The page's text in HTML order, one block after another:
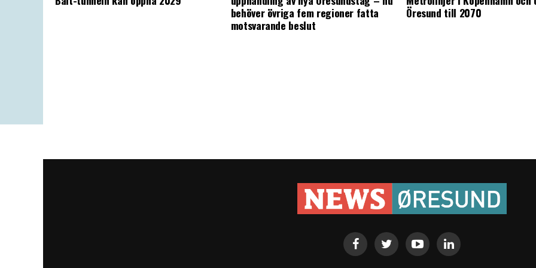
behöver övriga fem regioner fatta
motsvarande beslut
Öresund till 2070